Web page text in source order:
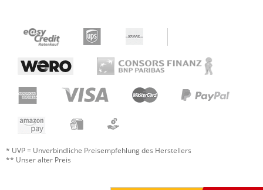
* UVP = Unverbindliche Preisempfehlung des Herstellers
** Unser alter Preis